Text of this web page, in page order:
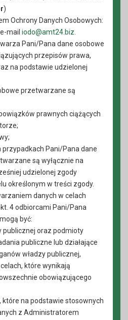
)
Ochrony Danych Osobowych:
mail iodo@amt24.biz
Pani/Pana dane osobowe
przepisów prawa,
na podstawie udzielonej
przetwarzane są
prawnych ciążących
przypadkach Pani/Pana dane
są wyłącznie na
udzielonej zgody
określonym w treści zgody.
danych w celach
4 odbiorcami Pani/Pana
być:
publicznej oraz podmioty
publiczne lub działające
władzy publicznej,
które wynikają
obowiązującego
które na podstawie stosownych
z Administratorem